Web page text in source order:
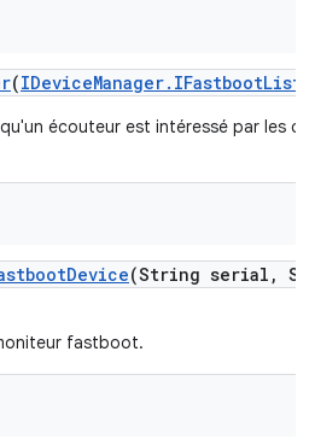
(IDeviceManager. IFastboot
écouteur est intéressé par les
Device(String serial ,
fastboot.